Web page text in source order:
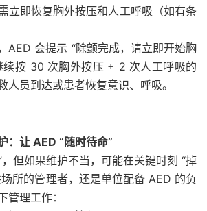
立即恢复胸外按压和人工呼吸（如有条
AED 会提示 “除颤完成，请立即开始胸
续按 30 次胸外按压 + 2 次人工呼吸的
人员到达或患者恢复意识、呼吸。
：让 AED “随时待命”
但如果维护不当，可能在关键时刻 “掉
所的管理者，还是单位配备 AED 的负
管理工作：